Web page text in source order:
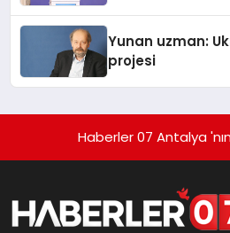
Yunan uzman:
projesi
Haberler 07 Antalya